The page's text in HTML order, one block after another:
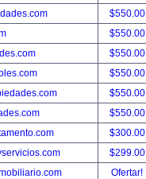
$550.00
$550.00
$550.00
$550.00
$550.00
$550.00
$300.00
$299.00
Ofertar!